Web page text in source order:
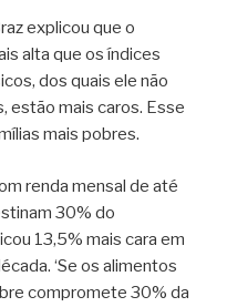
explicou que o
alta que os índices
dos quais ele não
estão mais caros. Esse
mais pobres.
renda mensal de até
30% do
13,5% mais cara em
‘Se os alimentos
compromete 30% da